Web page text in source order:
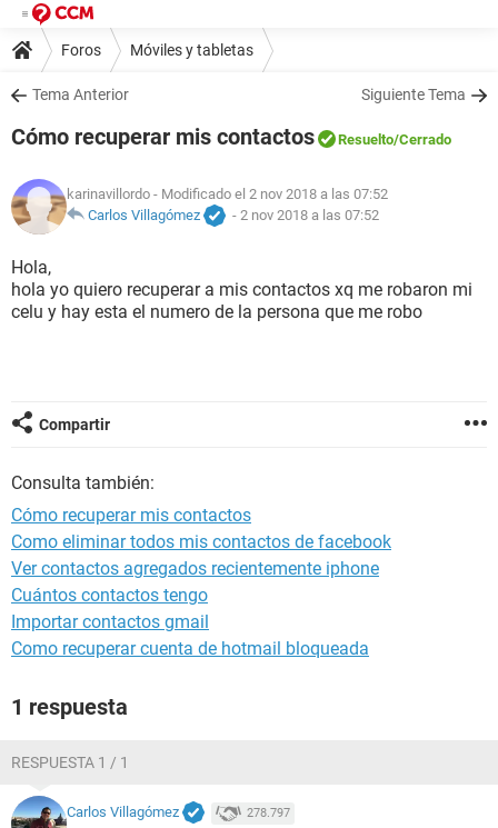
Foros Móviles y tabletas
Tema Anterior Siguiente Tema
Cómo recuperar mis contactos Resuelto/Cerrado
karinavillordo - Modificado el 2 nov 2018 a las 07:52
Carlos Villagómez
- 2 nov 2018 a las 07:52
Hola,
hola yo quiero recuperar a mis contactos xq me robaron mi
celu y hay esta el numero de la persona que me robo
Compartir
Consulta también:
Cómo recuperar mis contactos
Como eliminar todos mis contactos de facebook
Ver contactos agregados recientemente iphone
Cuántos contactos tengo
Importar contactos gmail
Como recuperar cuenta de hotmail bloqueada
1 respuesta
RESPUESTA 1 / 1
Carlos Villagómez 278.797